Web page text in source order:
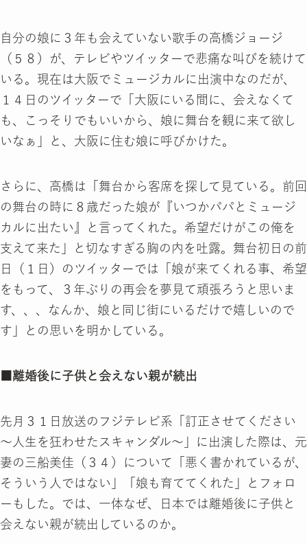
自分の娘に３年も会えていない歌手の高橋ジョージ
（５８）が、テレビやツイッターで悲痛な叫びを続けて
いる。現在は大阪でミュージカルに出演中なのだが、
１４日のツイッターで「大阪にいる間に、会えなくて
も、こっそりでもいいから、娘に舞台を観に来て欲し
いなぁ」と、大阪に住む娘に呼びかけた。
さらに、高橋は「舞台から客席を探して見ている。前回
の舞台の時に８歳だった娘が『いつかパパとミュージ
カルに出たい』と言ってくれた。希望だけがこの俺を
支えて来た」と切なすぎる胸の内を吐露。舞台初日の前
日（１日）のツイッターでは「娘が来てくれる事、希望
をもって、３年ぶりの再会を夢見て頑張ろうと思いま
す、、、なんか、娘と同じ街にいるだけで嬉しいので
す」との思いを明かしている。
■離婚後に子供と会えない親が続出
先月３１日放送のフジテレビ系「訂正させてください
～人生を狂わせたスキャンダル～」に出演した際は、元
妻の三船美佳（３４）について「悪く書かれているが、
そういう人ではない」「娘も育ててくれた」とフォロ
ーもした。では、一体なぜ、日本では離婚後に子供と
会えない親が続出しているのか。